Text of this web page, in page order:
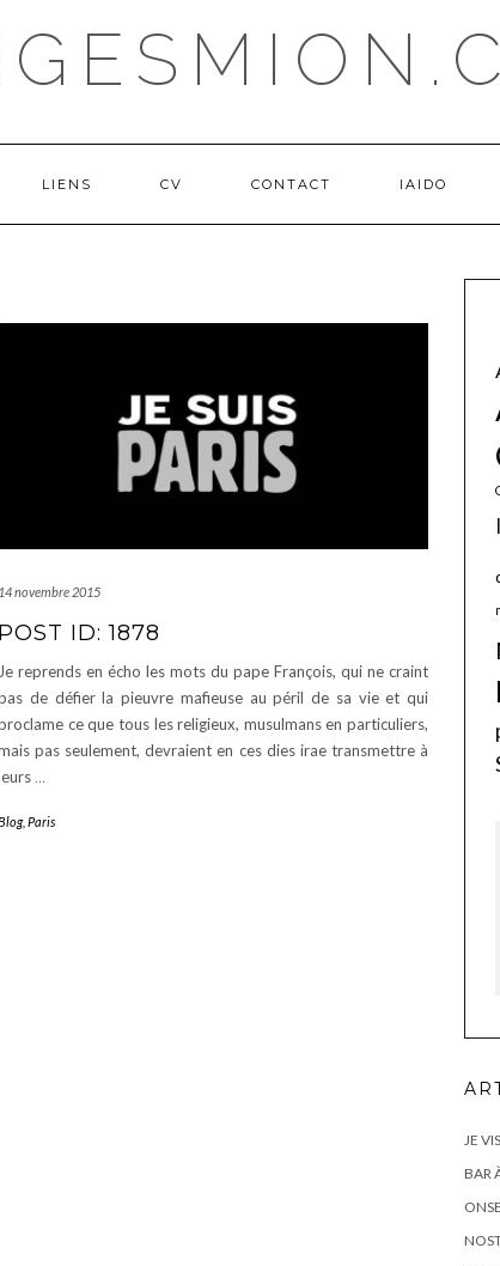
LIENS CV CONTACT IAIDO
14 novembre 2015
POST ID: 1878
Je reprends en écho les mots du pape François, qui ne craint
de défier la pieuvre mafieuse au péril de sa vie et qui
ce que tous les religieux, musulmans en particuliers,
pas seulement, devraient en ces dies irae transmettre à
…
, Paris
JE
BAR